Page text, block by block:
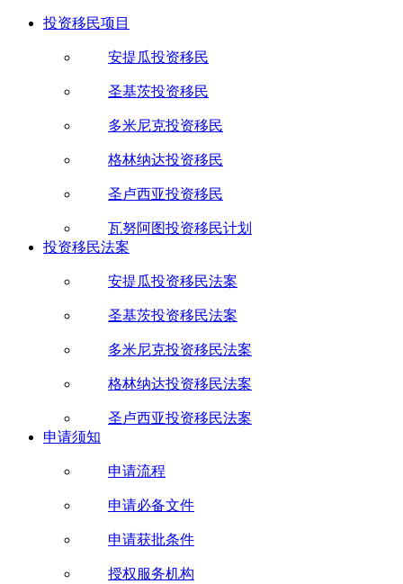
投资移民项目
安提瓜投资移民
圣基茨投资移民
多米尼克投资移民
格林纳达投资移民
圣卢西亚投资移民
瓦努阿图投资移民计划
投资移民法案
安提瓜投资移民法案
圣基茨投资移民法案
多米尼克投资移民法案
格林纳达投资移民法案
圣卢西亚投资移民法案
申请须知
申请流程
申请必备文件
申请获批条件
授权服务机构